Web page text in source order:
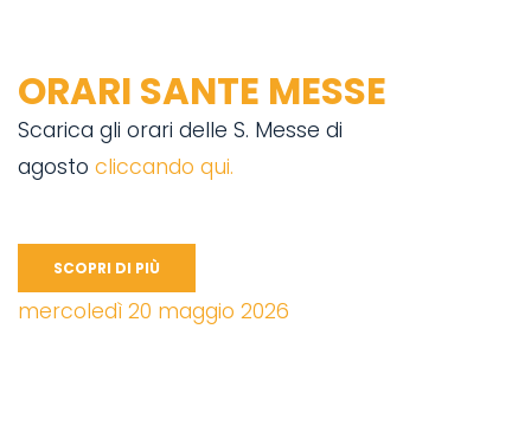
ORARI SANTE MESSE
Scarica gli orari delle S. Messe di
agosto cliccando qui.
SCOPRI DI PIÙ
mercoledì 20 maggio 2026